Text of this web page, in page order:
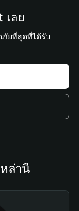
เลย
ยที่สุดที่ได้รับ
ล่านี้